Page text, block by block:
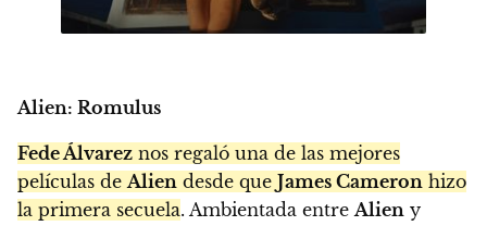
Alien: Romulus
Fede Álvarez nos regaló una de las mejores
películas deAlien desde que James Cameron hizo
la primera secuela. Ambientada entreAlien y